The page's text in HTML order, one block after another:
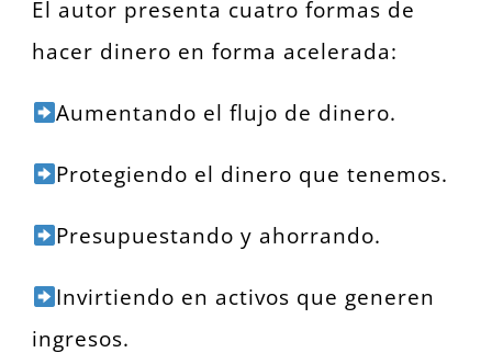
El autor presenta cuatro formas de
hacer dinero en forma acelerada:
Aumentando el flujo de dinero.
Protegiendo el dinero que tenemos.
Presupuestando y ahorrando.
Invirtiendo en activos que generen
ingresos.